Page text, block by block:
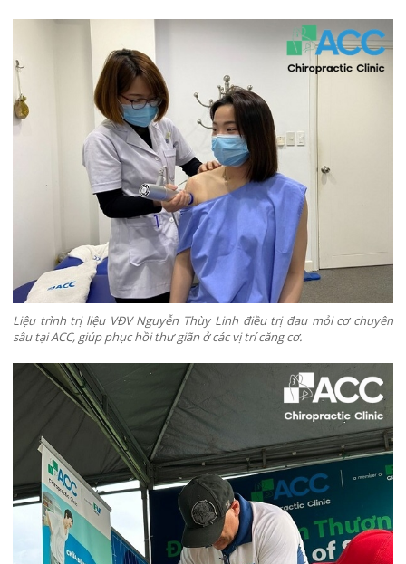
Liệu trình trị liệu VĐV Nguyễn Thùy Linh điều trị đau mỏi cơ chuyên
sâu tại ACC, giúp phục hồi thư giãn ở các vị trí căng cơ.